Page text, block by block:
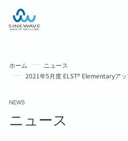
ホーム
ニュース
2021年5月度 ELST® Elementaryア
NEWS
ニュース